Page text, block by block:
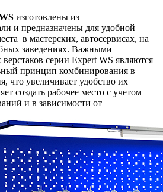
изготовлены из
и предназначены для удобной
в мастерских, автосервисах, на
заведениях. Важными
серии Expert WS являются
принцип комбинирования в
что увеличивает удобство их
создать рабочее место с учетом
и в зависимости от